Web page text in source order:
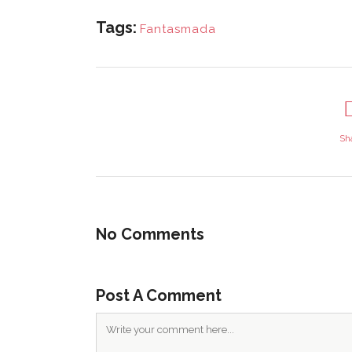
Tags: Fantasmada
No Comments
Post A Comment
Elige